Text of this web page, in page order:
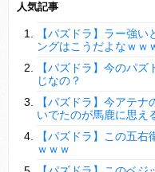
【パズドラ】陣とか覚醒大
ＤｅＮＡ山崎憲晴 左膝靭
Powered by livedoor 相互RSS
人気記事
【パズドラ】ラー強
ングはこうだよなｗｗ
【パズドラ】今のパ
じなの？
【パズドラ】今アテ
いでたのが馬鹿に思え
【パズドラ】この五
ｗｗｗ